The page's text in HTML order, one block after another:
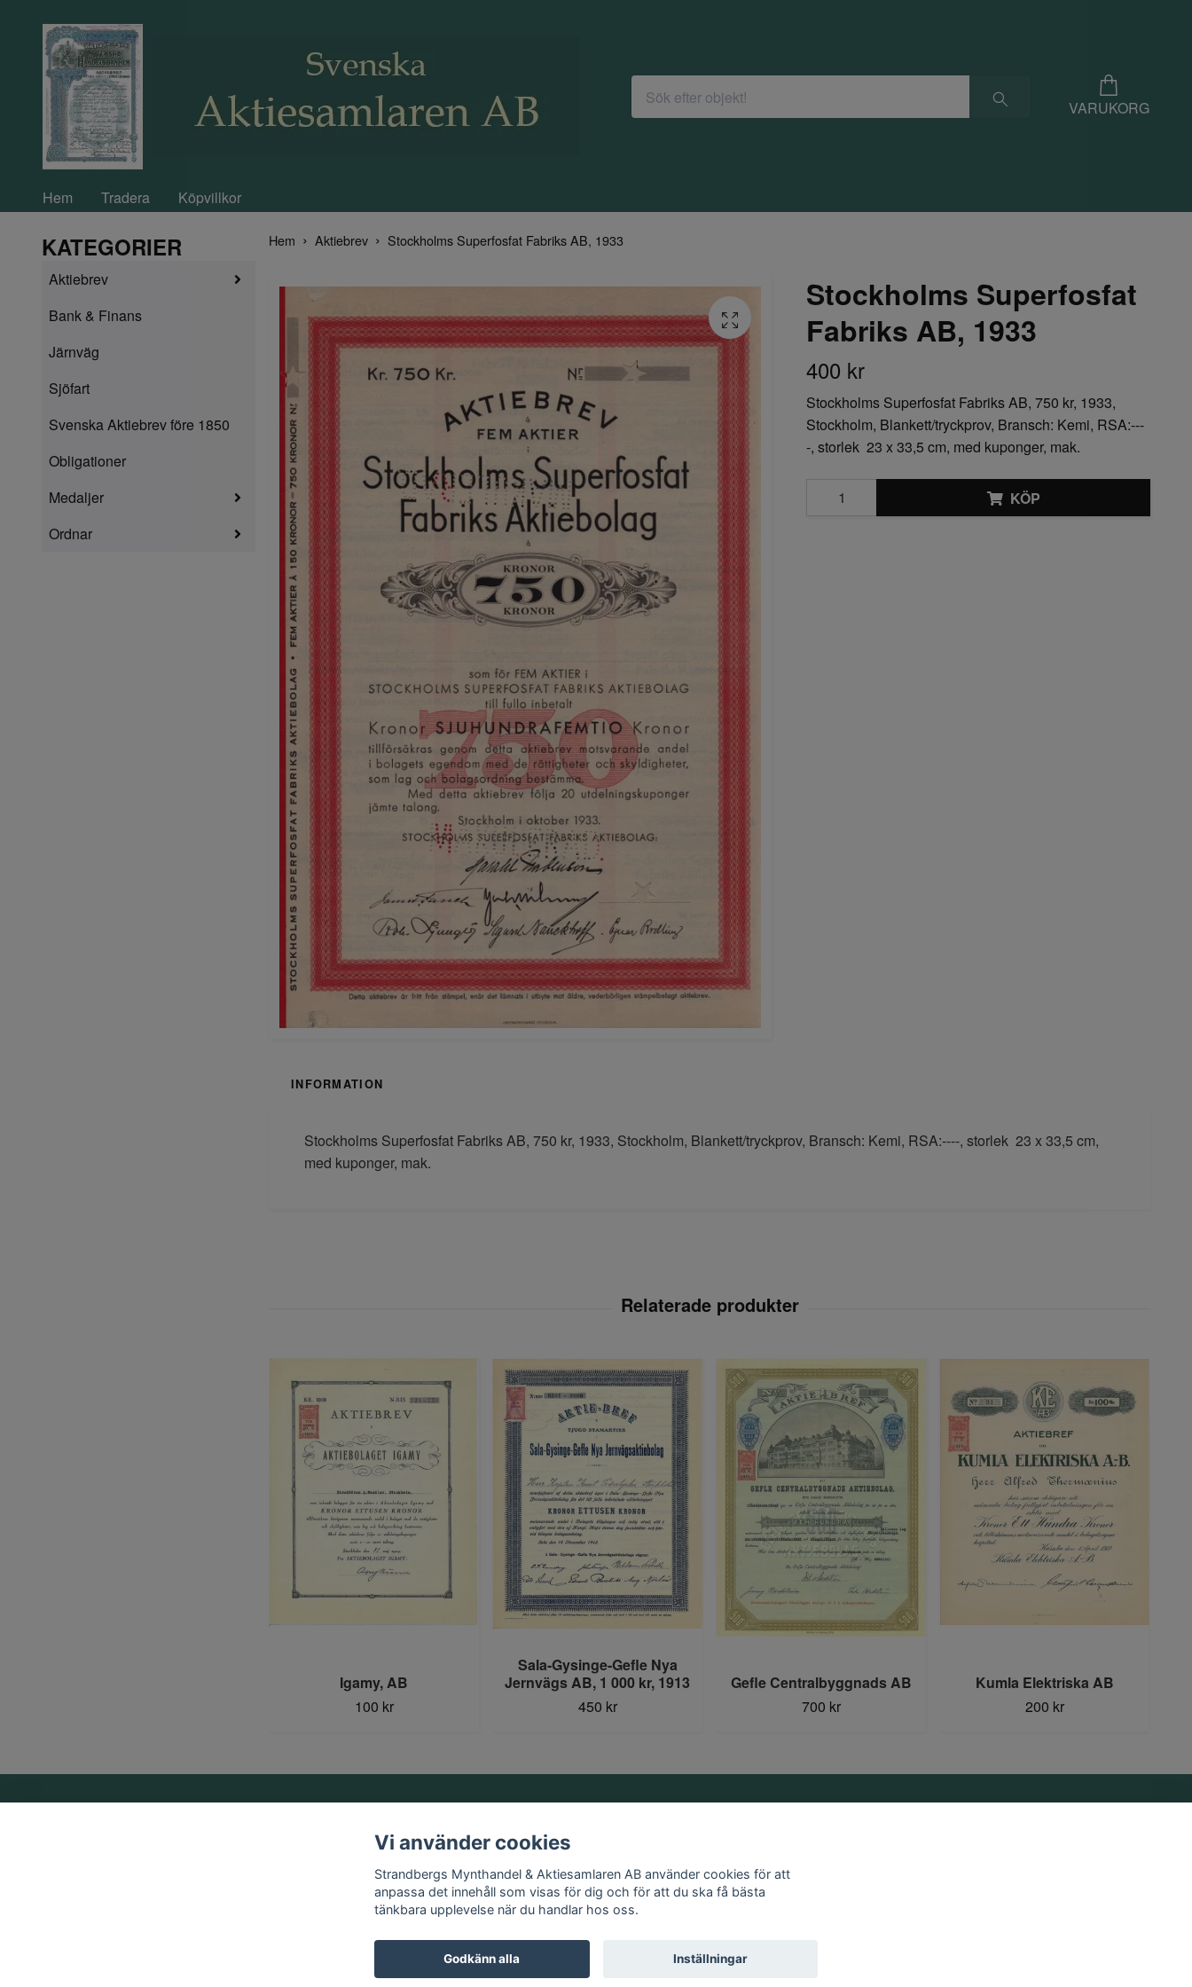
VARUKORG
Hem Tradera Köpvillkor
KATEGORIER
Aktiebrev
Bank & Finans
Järnväg
Sjöfart
Svenska Aktiebrev före 1850
Obligationer
Medaljer
Ordnar
Hem Aktiebrev Stockholms Superfosfat Fabriks AB, 1933
Stockholms Superfosfat
Fabriks AB, 1933
400 kr
Stockholms Superfosfat Fabriks AB, 750 kr, 1933,
Stockholm, Blankett/tryckprov, Bransch: Kemi, RSA:---
-, storlek 23 x 33,5 cm, med kuponger, mak.
KÖP
INFORMATION
Stockholms Superfosfat Fabriks AB, 750 kr, 1933, Stockholm, Blankett/tryckprov, Bransch: Kemi, RSA:----, storlek 23 x 33,5 cm,
med kuponger, mak.
Igamy, AB
100 kr
Sala-Gysinge-Gefle Nya
Jernvägs AB, 1 000 kr, 1913
450 kr
Gefle Centralbyggnads AB
700 kr
Kumla Elektriska AB
200 kr
Kontakt
Köpvillkor
Vi använder cookies
Strandbergs Mynthandel & Aktiesamlaren AB använder cookies för att
anpassa det innehåll som visas för dig och för att du ska få bästa
tänkbara upplevelse när du handlar hos oss.
Godkänn alla Inställningar